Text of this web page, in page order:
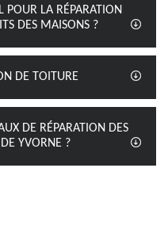
POUR LA RÉPARATION
DES MAISONS ?
DE TOITURE
DE RÉPARATION DES
YVORNE ?